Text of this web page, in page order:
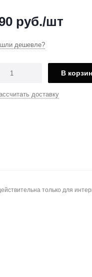
руб./шт
дешевле?
В
доставку
только для